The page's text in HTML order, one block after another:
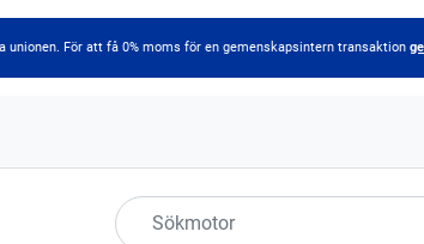
unionen. För att få 0% moms för en gemenskapsintern transaktion